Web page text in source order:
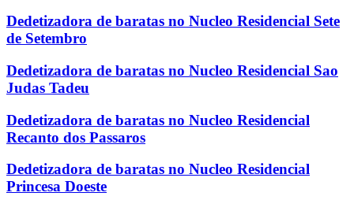
Dedetizadora de baratas no Nucleo Residencial Sete
de Setembro
Dedetizadora de baratas no Nucleo Residencial Sao
Judas Tadeu
Dedetizadora de baratas no Nucleo Residencial
Recanto dos Passaros
Dedetizadora de baratas no Nucleo Residencial
Princesa Doeste